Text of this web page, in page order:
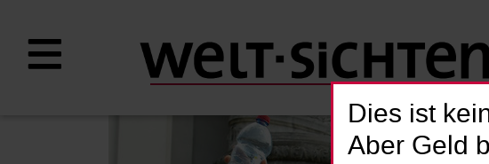
Inhalt
Dies ist
Aber Geld